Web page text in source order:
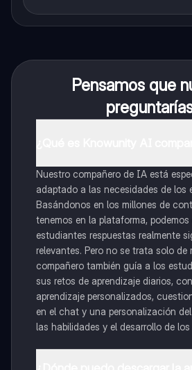
Pensamos que
Nuestro compañero de IA está
adaptado a las necesidades de los
Basándonos en los millones de
tenemos en la plataforma, podemos
estudiantes respuestas realmente
relevantes. Pero no se trata solo de
compañero también guía a los
sus retos de aprendizaje diarios,
aprendizaje personalizados,
en el chat y una personalización
las habilidades y el desarrollo de